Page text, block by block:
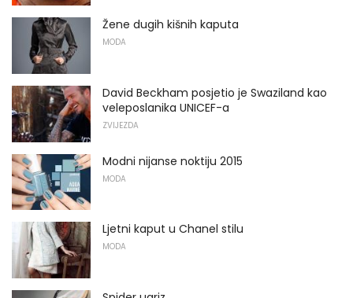
Žene dugih kišnih kaputa
MODA
David Beckham posjetio je Swaziland kao
veleposlanika UNICEF-a
ZVIJEZDA
Modni nijanse noktiju 2015
MODA
Ljetni kaput u Chanel stilu
MODA